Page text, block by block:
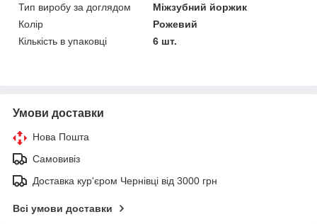
Тип виробу за доглядом
Міжзубний йоржик
Колір
Рожевий
Кількість в упаковці
6 шт.
Умови доставки
Нова Пошта
Самовивіз
Доставка кур'єром Чернівці від 3000 грн
Всі умови доставки